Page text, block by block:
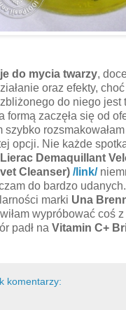
do mycia twarzy,
oraz efekty,
do niego jest
formą zaczęła się od
szybko
opcji. Nie każde
Lierac Demaquillant
Cleanser) /link/
do bardzo udanych.
marki Una
wypróbować coś z
padł na Vitamin C+
komentarzy: